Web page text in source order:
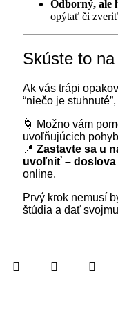
Odborný, ale
opýtať či
Skúste to
Ak vás trápi
“niečo je
🌀 Možno vám
uvoľňujúcich
📍 Zastavte sa u
uvoľniť – doslova
online.
Prvý krok nemusí
štúdia a dať